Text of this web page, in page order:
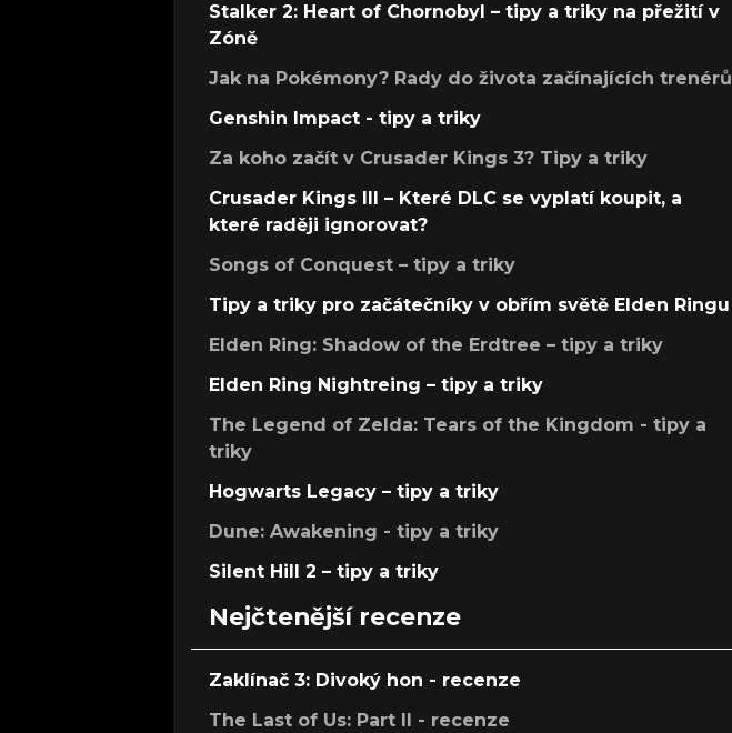
Stalker 2: Heart of Chornobyl – tipy a triky na přežití v
Zóně
Jak na Pokémony? Rady do života začínajících trenérů
Genshin Impact - tipy a triky
Za koho začít v Crusader Kings 3? Tipy a triky
Crusader Kings III – Které DLC se vyplatí koupit, a
které raději ignorovat?
Songs of Conquest – tipy a triky
Tipy a triky pro začátečníky v obřím světě Elden Ringu
Elden Ring: Shadow of the Erdtree – tipy a triky
Elden Ring Nightreing – tipy a triky
The Legend of Zelda: Tears of the Kingdom - tipy a
triky
Hogwarts Legacy – tipy a triky
Dune: Awakening - tipy a triky
Silent Hill 2 – tipy a triky
Nejčtenější recenze
Zaklínač 3: Divoký hon - recenze
The Last of Us: Part II - recenze